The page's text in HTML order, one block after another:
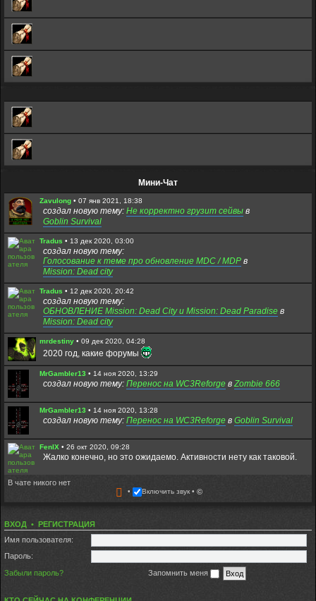
Мини-Чат
Zavulong • 07 янв 2021, 18:38
создал новую тему: Не корректно грузит сейвы в
Goblin Survival
Tradus • 13 дек 2020, 03:00
создал новую тему:
Голосование к теме про обновление MDC / MDP в
Mission: Dead city
Tradus • 12 дек 2020, 20:42
создал новую тему:
ОБНОВЛЕНИЕ Mission: Dead City и Mission: Dead Paradise в
Mission: Dead city
mrdestiny • 09 дек 2020, 04:28
2020 год, какие форумы
MrGambler13 • 14 ноя 2020, 13:29
создал новую тему: Перенос на WC3Reforge в Zombie 666
MrGambler13 • 14 ноя 2020, 13:28
создал новую тему: Перенос на WC3Reforge в Goblin Survival
FenIX • 26 окт 2020, 09:28
Жалко конечно, но это ожидаемо. Активности нету как таковой.
Diazz0229 24 окт 2020, 16:31
Форум скоро закроется. Заходите в дискорд:
Fuzure• 28 авг 2020, 21:02
Всем игрокам которые до сих пор живы,привет. Надеюсь кто-то
помнит меня - Fuzure. Всегда играл на медике и ходил в мдп со
Tradus•
Вы пробовали ники содержащие только латинциу? без
В чате никого нет
Включить звук ©
ВХОД • РЕГИСТРАЦИЯ
Имя пользователя:
Пароль:
Забыли пароль?
Запомнить меня